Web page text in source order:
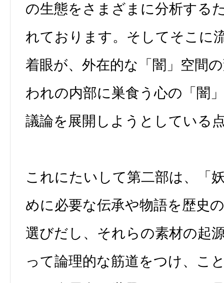
の生態をさまざまに分析する
れております。そしてそこに
着眼が、外在的な「闇」空間
われの内部に巣食う心の「闇
議論を展開しようとしている
これにたいして第二部は、「
めに必要な伝承や物語を歴史
選びだし、それらの素材の起
って論理的な筋道をつけ、こ